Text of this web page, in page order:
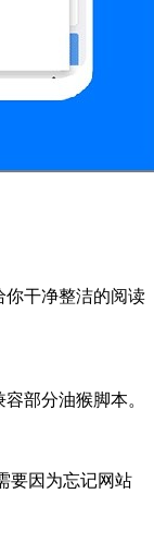
干净整洁的阅读
部分油猴脚本。
因为忘记网站